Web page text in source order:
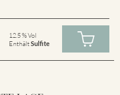
12.5 % Vol
EnthältSulfite